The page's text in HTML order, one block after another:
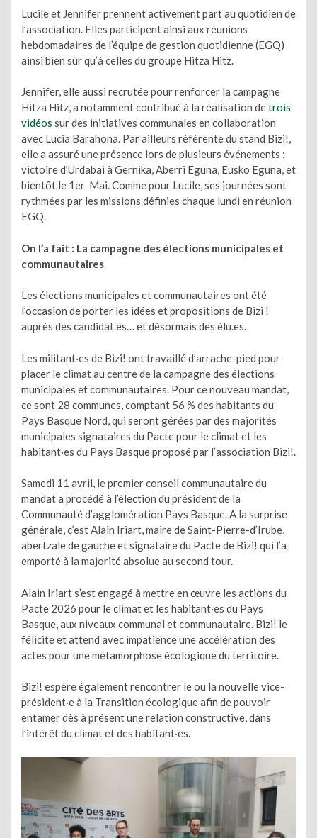
Lucile et Jennifer prennent activement part au quotidien de
l’association. Elles participent ainsi aux réunions
hebdomadaires de l’équipe de gestion quotidienne (EGQ)
ainsi bien sûr qu’à celles du groupe Hitza Hitz.
Jennifer, elle aussi recrutée pour renforcer la campagne
Hitza Hitz, a notamment contribué à la réalisation detrois
vidéos sur des initiatives communales en collaboration
avec Lucia Barahona. Par ailleurs référente du stand Bizi!,
elle a assuré une présence lors de plusieurs événements :
victoire d’Urdabai à Gernika, Aberri Eguna, Eusko Eguna, et
bientôt le 1er-Mai. Comme pour Lucile, ses journées sont
rythmées par les missions définies chaque lundi en réunion
EGQ.
On l’a fait : La campagne des élections municipales et
communautaires
Les élections municipales et communautaires ont été
l’occasion de porter les idées et propositions de Bizi !
auprès des candidat.es… et désormais des élu.es.
Les militant·es de Bizi! ont travaillé d’arrache-pied pour
placer le climat au centre de la campagne des élections
municipales et communautaires. Pour ce nouveau mandat,
ce sont 28 communes, comptant 56 % des habitants du
Pays Basque Nord, qui seront gérées par des majorités
municipales signataires du Pacte pour le climat et les
habitant·es du Pays Basque proposé par l’association Bizi!.
Samedi 11 avril, le premier conseil communautaire du
mandat a procédé à l’élection du président de la
Communauté d’agglomération Pays Basque. A la surprise
générale, c’est Alain Iriart, maire de Saint-Pierre-d’Irube,
abertzale de gauche et signataire du Pacte de Bizi! qui l’a
emporté à la majorité absolue au second tour.
Alain Iriart s’est engagé à mettre en œuvre les actions du
Pacte 2026 pour le climat et les habitant·es du Pays
Basque, aux niveaux communal et communautaire. Bizi! le
félicite et attend avec impatience une accélération des
actes pour une métamorphose écologique du territoire.
Bizi! espère également rencontrer le ou la nouvelle vice-
président·e à la Transition écologique afin de pouvoir
entamer dès à présent une relation constructive, dans
l’intérêt du climat et des habitant·es.